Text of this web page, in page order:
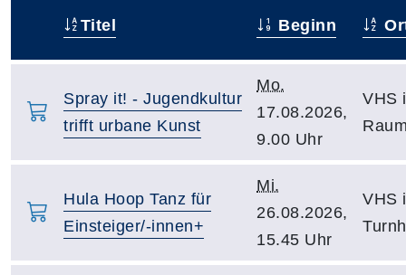
Titel Beginn
Spray it! - Jugendkultur
trifft urbane Kunst
Mo.
17.08.2026,
9.00 Uhr
VHS
Hula Hoop Tanz für
Einsteiger/-innen+
Mi.
26.08.2026,
15.45 Uhr
VHS